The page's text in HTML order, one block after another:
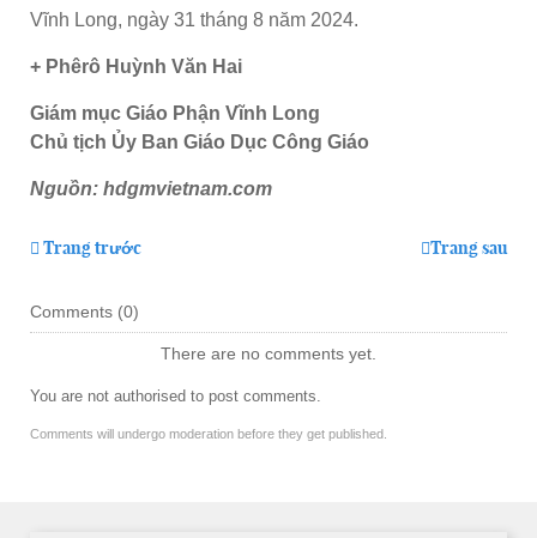
Vĩnh Long, ngày 31 tháng 8 năm 2024.
+ Phêrô Huỳnh Văn Hai
Giám mục Giáo Phận Vĩnh Long
Chủ tịch Ủy Ban Giáo Dục Công Giáo
Nguồn: hdgmvietnam.com
Trang trước Trang sau
Comments (0)
There are no comments yet.
You are not authorised to post comments.
Comments will undergo moderation before they get published.